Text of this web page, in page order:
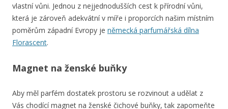
vlastní vůni. Jednou z nejjednodušších cest k přírodní vůni,
která je zároveň adekvátní v míře i proporcích našim místním
poměrům západní Evropy je německá parfumářská dílna
Florascent.
Magnet na ženské buňky
Aby měl parfém dostatek prostoru se rozvinout a udělat z
Vás chodící magnet na ženské čichové buňky, tak zapomeňte